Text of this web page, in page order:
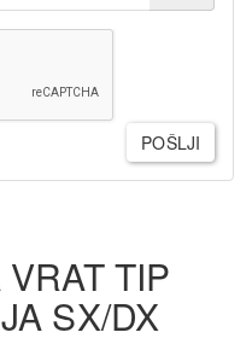
POŠLJI
TIP
SX/DX